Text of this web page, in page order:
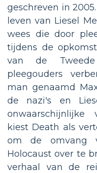
geschreven in
leven van Liesel
wees die door
tijdens de
van de Tweede
pleegouders
man genaamd
de nazi's en
onwaarschijnlijke
kiest Death als
om de omvang
Holocaust over te
verhaal van de